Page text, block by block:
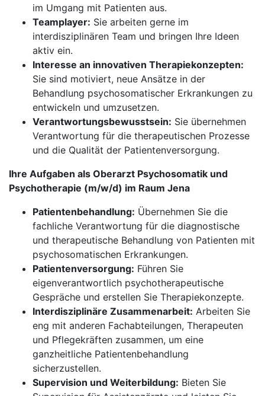
im Umgang mit Patienten aus.
Teamplayer: Sie arbeiten gerne im
interdisziplinären Team und bringen Ihre Ideen
aktiv ein.
Interesse an innovativen Therapiekonzepten:
Sie sind motiviert, neue Ansätze in der
Behandlung psychosomatischer Erkrankungen zu
entwickeln und umzusetzen.
Verantwortungsbewusstsein: Sie übernehmen
Verantwortung für die therapeutischen Prozesse
und die Qualität der Patientenversorgung.
Ihre Aufgaben als Oberarzt Psychosomatik und
Psychotherapie (m/w/d) im Raum Jena
Patientenbehandlung: Übernehmen Sie die
fachliche Verantwortung für die diagnostische
und therapeutische Behandlung von Patienten mit
psychosomatischen Erkrankungen.
Patientenversorgung: Führen Sie
eigenverantwortlich psychotherapeutische
Gespräche und erstellen Sie Therapiekonzepte.
Interdisziplinäre Zusammenarbeit: Arbeiten Sie
eng mit anderen Fachabteilungen, Therapeuten
und Pflegekräften zusammen, um eine
ganzheitliche Patientenbehandlung
sicherzustellen.
Supervision und Weiterbildung: Bieten Sie